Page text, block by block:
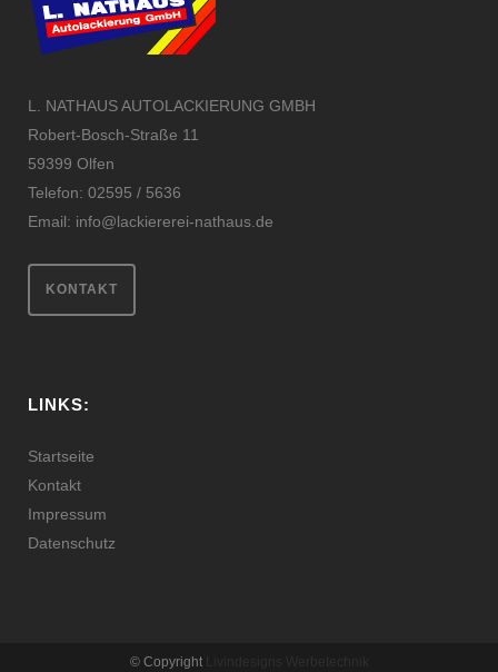
L. NATHAUS AUTOLACKIERUNG GMBH
Robert-Bosch-Straße 11
59399 Olfen
Telefon: 02595 / 5636
Email: info@lackiererei-nathaus.de
KONTAKT
LINKS:
Startseite
Kontakt
Impressum
Datenschutz
© Copyright